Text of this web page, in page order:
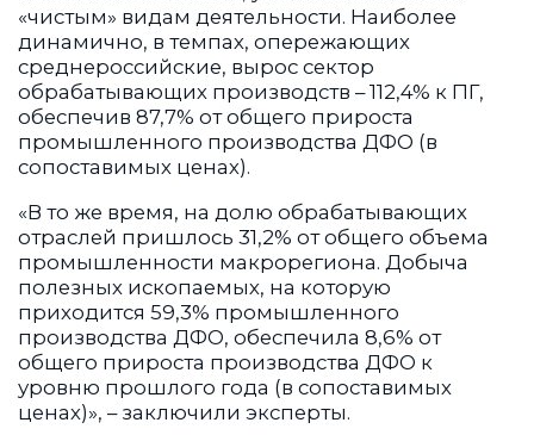
«чистым» видам деятельности. Наиболее
динамично, в темпах, опережающих
среднероссийские, вырос сектор
обрабатывающих производств – 112,4% к ПГ,
обеспечив 87,7% от общего прироста
промышленного производства ДФО (в
сопоставимых ценах).
«В то же время, на долю обрабатывающих
отраслей пришлось 31,2% от общего объема
промышленности макрорегиона. Добыча
полезных ископаемых, на которую
приходится 59,3% промышленного
производства ДФО, обеспечила 8,6% от
общего прироста производства ДФО к
уровню прошлого года (в сопоставимых
ценах)», – заключили эксперты.